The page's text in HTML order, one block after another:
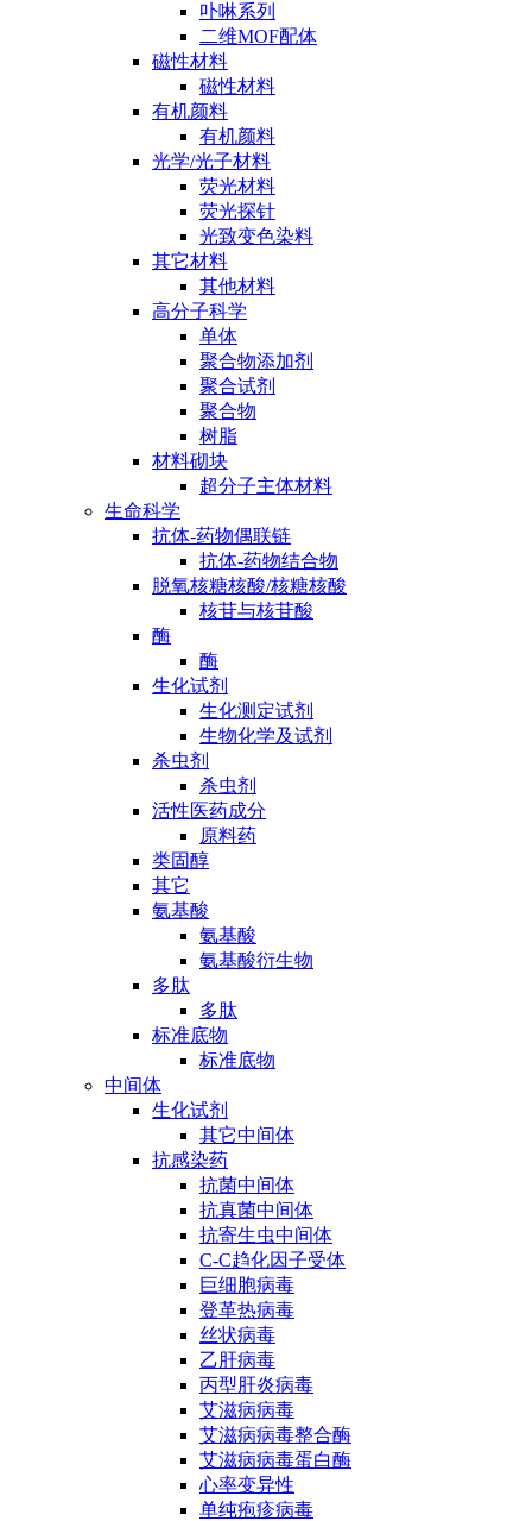
卟啉系列
二维MOF配体
磁性材料
磁性材料
有机颜料
有机颜料
光学/光子材料
荧光材料
荧光探针
光致变色染料
其它材料
其他材料
高分子科学
单体
聚合物添加剂
聚合试剂
聚合物
树脂
材料砌块
超分子主体材料
生命科学
抗体-药物偶联链
抗体-药物结合物
脱氧核糖核酸/核糖核酸
核苷与核苷酸
酶
酶
生化试剂
生化测定试剂
生物化学及试剂
杀虫剂
杀虫剂
活性医药成分
原料药
类固醇
其它
氨基酸
氨基酸
氨基酸衍生物
多肽
多肽
标准底物
标准底物
中间体
生化试剂
其它中间体
抗感染药
抗菌中间体
抗真菌中间体
抗寄生虫中间体
C-C趋化因子受体
巨细胞病毒
登革热病毒
丝状病毒
乙肝病毒
丙型肝炎病毒
艾滋病病毒
艾滋病病毒整合酶
艾滋病病毒蛋白酶
心率变异性
单纯疱疹病毒